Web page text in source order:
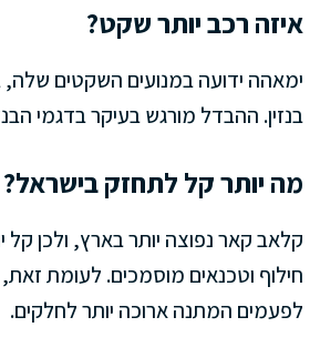
איזה רכב יותר שקט?
ימאהה ידועה במנועים השקטים שלה,
בנזין. ההבדל מורגש בעיקר בדגמי
מה יותר קל לתחזק בישראל?
קלאב קאר נפוצה יותר בארץ, ולכן קל
חילוף וטכנאים מוסמכים. לעומת
לפעמים המתנה ארוכה יותר לחלקים.